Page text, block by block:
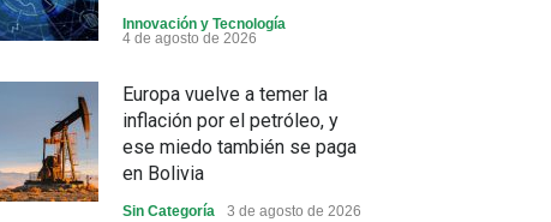
Innovación y Tecnología
4 de agosto de 2026
Europa vuelve a temer la
inflación por el petróleo, y
ese miedo también se paga
en Bolivia
Sin Categoría 3 de agosto de 2026